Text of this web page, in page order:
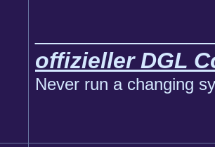
offizieller DGL
Never run a changing